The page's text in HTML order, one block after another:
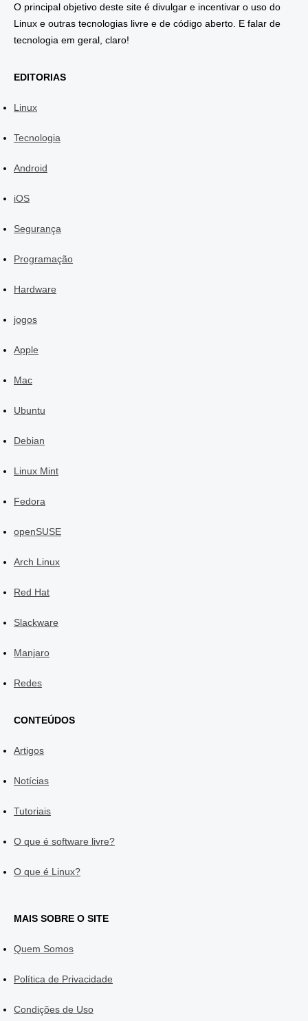
O principal objetivo deste site é divulgar e incentivar o uso do
Linux e outras tecnologias livre e de código aberto. E falar de
tecnologia em geral, claro!
EDITORIAS
Linux
Tecnologia
Android
iOS
Segurança
Programação
Hardware
jogos
Apple
Mac
Ubuntu
Debian
Linux Mint
Fedora
openSUSE
Arch Linux
Red Hat
Slackware
Manjaro
Redes
CONTEÚDOS
Artigos
Notícias
Tutoriais
O que é software livre?
O que é Linux?
MAIS SOBRE O SITE
Quem Somos
Política de Privacidade
Condições de Uso